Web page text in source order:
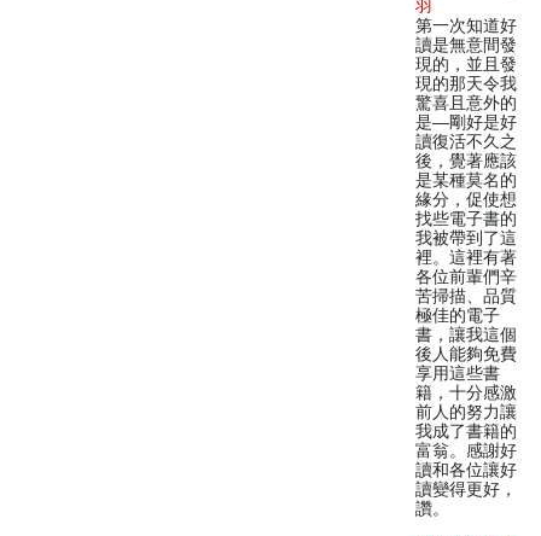
羽
第一次知道好
讀是無意間發
現的，並且發
現的那天令我
驚喜且意外的
是—剛好是好
讀復活不久之
後，覺著應該
是某種莫名的
緣分，促使想
找些電子書的
我被帶到了這
裡。這裡有著
各位前輩們辛
苦掃描、品質
極佳的電子
書，讓我這個
後人能夠免費
享用這些書
籍，十分感激
前人的努力讓
我成了書籍的
富翁。感謝好
讀和各位讓好
讀變得更好，
讚。